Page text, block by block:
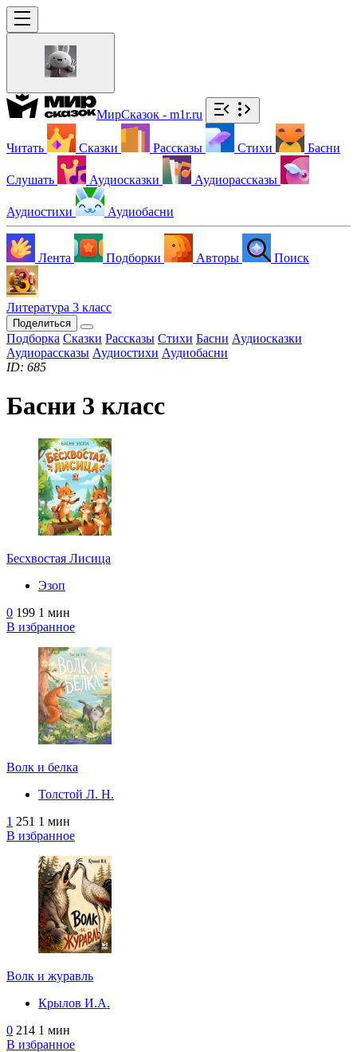
МирСказок - m1r.ru
Читать Сказки Рассказы Стихи Басни
Слушать Аудиосказки Аудиорассказы
Аудиостихи Аудиобасни
Лента Подборки Авторы Поиск
Литература 3 класс
Поделиться
Подборка Сказки Рассказы Стихи Басни Аудиосказки
Аудиорассказы Аудиостихи Аудиобасни
ID: 685
Басни 3 класс
Бесхвостая Лисица
Эзоп
0 199 1 мин
В избранное
Волк и белка
Толстой Л. Н.
1 251 1 мин
В избранное
Волк и журавль
Крылов И.А.
0 214 1 мин
В избранное